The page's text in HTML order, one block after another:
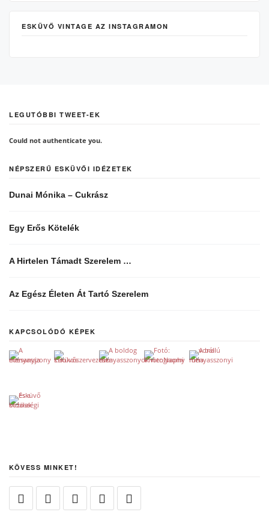
ESKÜVŐ VINTAGE AZ INSTAGRAMON
LEGUTÓBBI TWEET-EK
Could not authenticate you.
NÉPSZERŰ ESKÜVŐI IDÉZETEK
Dunai Mónika – Cukrász
Egy Erős Kötelék
A Hirtelen Támadt Szerelem …
Az Egész Életen Át Tartó Szerelem
KAPCSOLÓDÓ KÉPEK
KÖVESS MINKET!